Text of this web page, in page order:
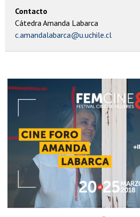
Contacto
Cátedra Amanda Labarca
c.amandalabarca@u.uchile.cl